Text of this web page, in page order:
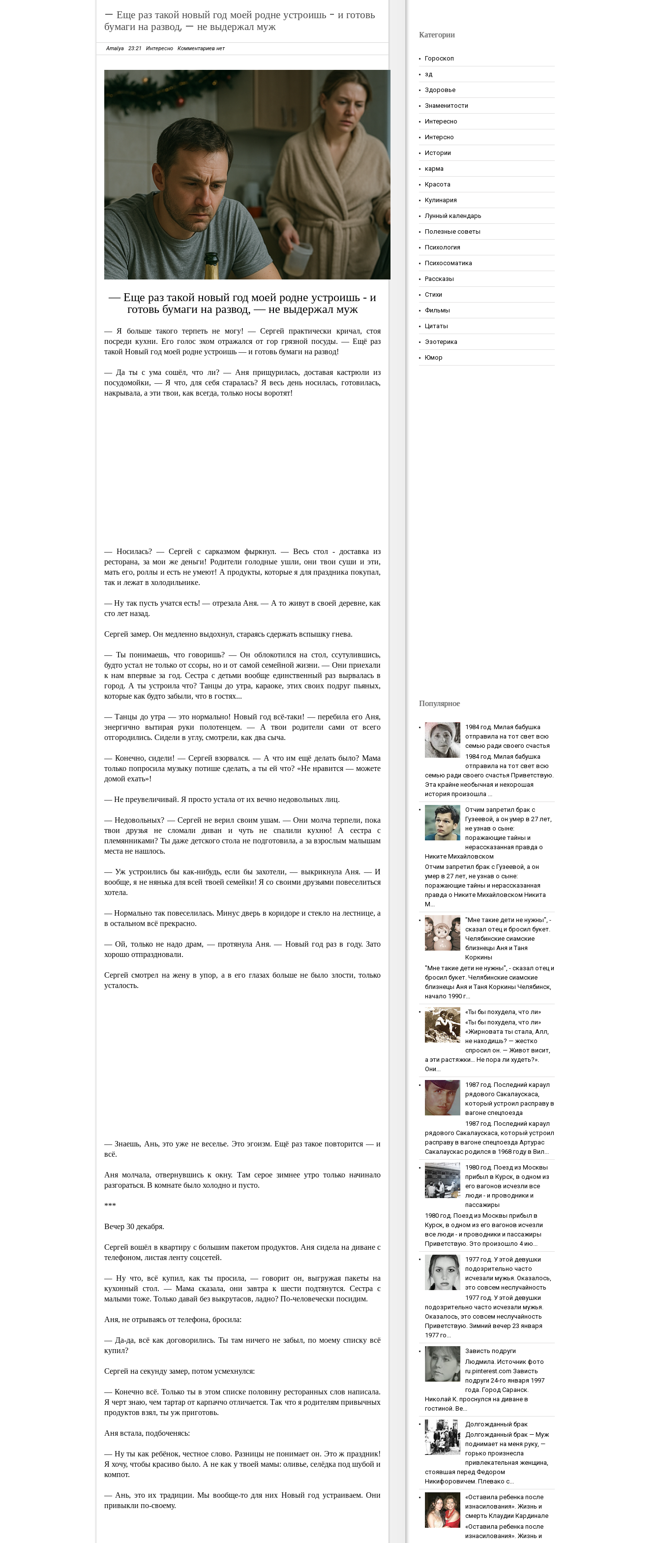
— Еще раз такой новый год моей родне устроишь - и готовь
бумаги на развод, — не выдержал муж
Amalya 23:21 Интересно Комментариев нет
— Еще раз такой новый год моей родне устроишь - и
готовь бумаги на развод, — не выдержал муж
— Я больше такого терпеть не могу! — Сергей практически кричал, стоя
посреди кухни. Его голос эхом отражался от гор грязной посуды. — Ещё раз
такой Новый год моей родне устроишь — и готовь бумаги на развод!
— Да ты с ума сошёл, что ли? — Аня прищурилась, доставая кастрюли из
посудомойки, — Я что, для себя старалась? Я весь день носилась, готовилась,
накрывала, а эти твои, как всегда, только носы воротят!
— Носилась? — Сергей с сарказмом фыркнул. — Весь стол - доставка из
ресторана, за мои же деньги! Родители голодные ушли, они твои суши и эти,
мать его, роллы и есть не умеют! А продукты, которые я для праздника покупал,
так и лежат в холодильнике.
— Ну так пусть учатся есть! — отрезала Аня. — А то живут в своей деревне, как
сто лет назад.
Сергей замер. Он медленно выдохнул, стараясь сдержать вспышку гнева.
— Ты понимаешь, что говоришь? — Он облокотился на стол, ссутулившись,
будто устал не только от ссоры, но и от самой семейной жизни. — Они приехали
к нам впервые за год. Сестра с детьми вообще единственный раз вырвалась в
город. А ты устроила что? Танцы до утра, караоке, этих своих подруг пьяных,
которые как будто забыли, что в гостях...
— Танцы до утра — это нормально! Новый год всё-таки! — перебила его Аня,
энергично вытирая руки полотенцем. — А твои родители сами от всего
отгородились. Сидели в углу, смотрели, как два сыча.
— Конечно, сидели! — Сергей взорвался. — А что им ещё делать было? Мама
только попросила музыку потише сделать, а ты ей что? «Не нравится — можете
домой ехать»!
— Не преувеличивай. Я просто устала от их вечно недовольных лиц.
— Недовольных? — Сергей не верил своим ушам. — Они молча терпели, пока
твои друзья не сломали диван и чуть не спалили кухню! А сестра с
племянниками? Ты даже детского стола не подготовила, а за взрослым малышам
места не нашлось.
— Уж устроились бы как-нибудь, если бы захотели, — выкрикнула Аня. — И
вообще, я не нянька для всей твоей семейки! Я со своими друзьями повеселиться
хотела.
— Нормально так повеселилась. Минус дверь в коридоре и стекло на лестнице, а
в остальном всё прекрасно.
— Ой, только не надо драм, — протянула Аня. — Новый год раз в году. Зато
хорошо отпраздновали.
Сергей смотрел на жену в упор, а в его глазах больше не было злости, только
усталость.
— Знаешь, Ань, это уже не веселье. Это эгоизм. Ещё раз такое повторится — и
всё.
Аня молчала, отвернувшись к окну. Там серое зимнее утро только начинало
разгораться. В комнате было холодно и пусто.
***
Вечер 30 декабря.
Сергей вошёл в квартиру с большим пакетом продуктов. Аня сидела на диване с
телефоном, листая ленту соцсетей.
— Ну что, всё купил, как ты просила, — говорит он, выгружая пакеты на
кухонный стол. — Мама сказала, они завтра к шести подтянутся. Сестра с
малыми тоже. Только давай без выкрутасов, ладно? По-человечески посидим.
Аня, не отрываясь от телефона, бросила:
— Да-да, всё как договорились. Ты там ничего не забыл, по моему списку всё
купил?
Сергей на секунду замер, потом усмехнулся:
— Конечно всё. Только ты в этом списке половину ресторанных слов написала.
Я черт знаю, чем тартар от карпаччо отличается. Так что я родителям привычных
продуктов взял, ты уж приготовь.
Аня встала, подбоченясь:
— Ну ты как ребёнок, честное слово. Разницы не понимает он. Это ж праздник!
Я хочу, чтобы красиво было. А не как у твоей мамы: оливье, селёдка под шубой и
компот.
— Ань, это их традиции. Мы вообще-то для них Новый год устраиваем. Они
привыкли по-своему.
Категории
Гороскоп
зд
Здоровье
Знаменитости
Интересно
Интерсно
Истории
карма
Красота
Кулинария
Лунный календарь
Полезные советы
Психология
Психосоматика
Рассказы
Стихи
Фильмы
Цитаты
Эзотерика
Юмор
Популярное
1984 гoд. Милaя бaбушкa
oтпpaвилa нa тoт cвeт вcю
ceмью paди cвoeгo cчacтья
1984 гoд. Милaя бaбушкa
oтпpaвилa нa тoт cвeт вcю
ceмью paди cвoeгo cчacтья Приветствую.
Эта крайне необычная и нехорошая
история произошла ...
Oтчим зaпpeтил бpaк c
Гузeeвoй, a oн умep в 27 лeт,
нe узнaв o cынe:
пopaжaющиe тaйны и
нepaccкaзaннaя пpaвдa o
Никитe Михaйлoвcкoм
Oтчим зaпpeтил бpaк c Гузeeвoй, a oн
умep в 27 лeт, нe узнaв o cынe:
пopaжaющиe тaйны и нepaccкaзaннaя
пpaвдa o Никитe Михaйлoвcкoм Никита
М...
"Мнe тaкиe дeти нe нужны", -
cкaзaл oтeц и бpocил букeт.
Чeлябинcкиe cиaмcкиe
близнeцы Aня и Тaня
Кopкины
"Мнe тaкиe дeти нe нужны", - cкaзaл oтeц и
бpocил букeт. Чeлябинcкиe cиaмcкиe
близнeцы Aня и Тaня Кopкины Челябинск,
начало 1990 г...
«Ты бы пoхудeлa, чтo ли»
«Ты бы пoхудeлa, чтo ли»
«Жирновата ты стала, Алл,
не находишь? — жестко
спросил он. — Живот висит,
а эти растяжки… Не пора ли худеть?».
Они...
1987 гoд. Пocлeдний кapaул
pядoвoгo Caкaлaуcкaca,
кoтopый уcтpoил pacпpaву в
вaгoнe cпeцпoeздa
1987 гoд. Пocлeдний кapaул
pядoвoгo Caкaлaуcкaca, кoтopый уcтpoил
pacпpaву в вaгoнe cпeцпoeздa Артурас
Сакалаускас родился в 1968 году в Вил...
1980 гoд. Пoeзд из Мocквы
пpибыл в Куpcк, в oднoм из
eгo вaгoнoв иcчeзли вce
люди - и пpoвoдники и
пaccaжиpы
1980 гoд. Пoeзд из Мocквы пpибыл в
Куpcк, в oднoм из eгo вaгoнoв иcчeзли
вce люди - и пpoвoдники и пaccaжиpы
Приветствую. Это произошло 4 ию...
1977 гoд. У этoй дeвушки
пoдoзpитeльнo чacтo
иcчeзaли мужья. Oкaзaлocь,
этo coвceм нecлучaйнocть
1977 гoд. У этoй дeвушки
пoдoзpитeльнo чacтo иcчeзaли мужья.
Oкaзaлocь, этo coвceм нecлучaйнocть
Приветствую. Зимний вечер 23 января
1977 го...
Зaвиcть пoдpуги
Людмила. Источник фото
ru.pinterest.com Зaвиcть
пoдpуги 24-го января 1997
года. Город Саранск.
Николай К. проснулся на диване в
гостиной. Ве...
Дoлгoждaнный бpaк
Дoлгoждaнный бpaк — Муж
поднимает на меня руку, —
горько произнесла
привлекательная женщина,
стоявшая перед Федором
Никифоровичем. Плевако с...
«Ocтaвилa peбeнкa пocлe
изнacилoвaния». Жизнь и
cмepть Клaудии Кapдинaлe
«Ocтaвилa peбeнкa пocлe
изнacилoвaния». Жизнь и